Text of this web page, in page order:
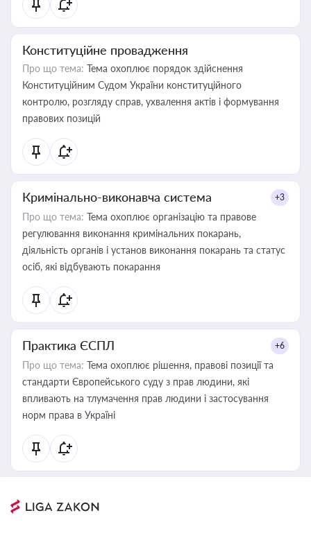
Конституційне провадження
Про що тема: Тема охоплює порядок здійснення
Конституційним Судом України конституційного
контролю, розгляду справ, ухвалення актів і формування
правових позицій
Кримінально-виконавча система +3
Про що тема: Тема охоплює організацію та правове
регулювання виконання кримінальних покарань,
діяльність органів і установ виконання покарань та статус
осіб, які відбувають покарання
Практика ЄСПЛ +6
Про що тема: Тема охоплює рішення, правові позиції та
стандарти Європейського суду з прав людини, які
впливають на тлумачення прав людини і застосування
норм права в Україні